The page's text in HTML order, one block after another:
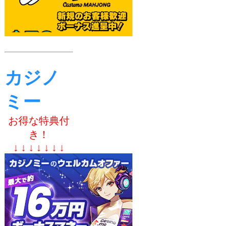
カジノ
ミー
お得な特典付
き！
↓ ↓ ↓ ↓ ↓ ↓ ↓